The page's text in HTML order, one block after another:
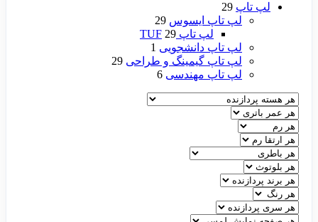
لپ تاپ 29
لپ تاپ ایسوس 29
لپ تاپ TUF 29
لپ تاپ دانشجویی 1
لپ تاپ گیمینگ و طراحی 29
لپ تاپ مهندسی 6